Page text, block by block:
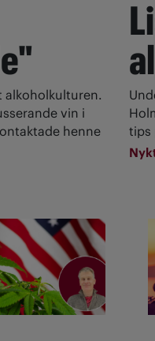
alkoholkulturen.
vin i
henne
tips